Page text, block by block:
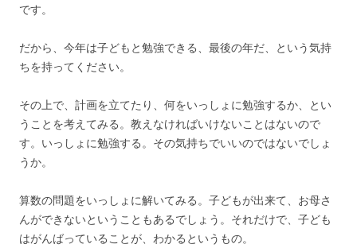
です。
だから、今年は子どもと勉強できる、最後の年だ、という気持
ちを持ってください。
その上で、計画を立てたり、何をいっしょに勉強するか、とい
うことを考えてみる。教えなければいけないことはないので
す。いっしょに勉強する。その気持ちでいいのではないでしょ
うか。
算数の問題をいっしょに解いてみる。子どもが出来て、お母さ
んができないということもあるでしょう。それだけで、子ども
はがんばっていることが、わかるというもの。